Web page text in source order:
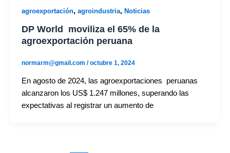
agroexportación, agroindustria, Noticias
DP World moviliza el 65% de la
agroexportación peruana
normarm@gmail.com /octubre 1, 2024
En agosto de 2024, las agroexportaciones peruanas
alcanzaron los US$ 1.247 millones, superando las
expectativas al registrar un aumento de